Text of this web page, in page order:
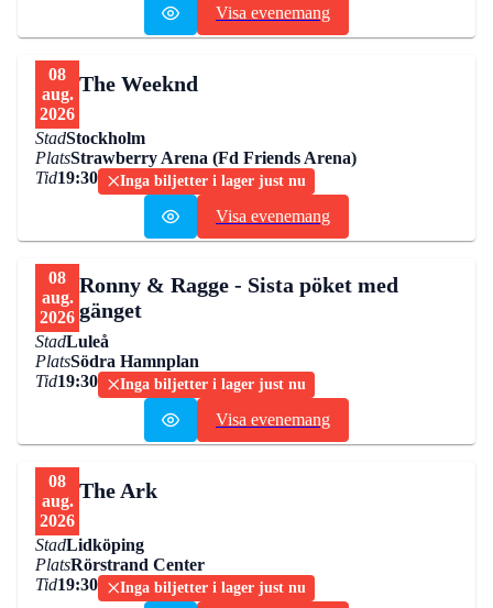
Visa evenemang
08
aug.
2026
The Weeknd
StadStockholm
PlatsStrawberry Arena (Fd Friends Arena)
Tid19:30 Inga biljetter i lager just nu
Visa evenemang
08
aug.
2026
Ronny & Ragge - Sista pöket med
gänget
StadLuleå
PlatsSödra Hamnplan
Tid19:30 Inga biljetter i lager just nu
Visa evenemang
08
aug.
2026
The Ark
StadLidköping
PlatsRörstrand Center
Tid19:30 Inga biljetter i lager just nu